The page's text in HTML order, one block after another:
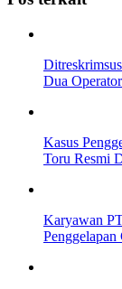
Dua
Kasus
Toru Resmi
Karyawan